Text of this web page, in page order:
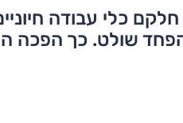
כלי עבודה
שולט. כך הפכה